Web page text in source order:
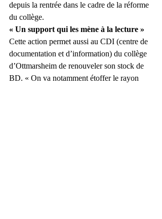
depuis la rentrée dans le cadre de la réforme
du collège.
« Un support qui les mène à la lecture »
Cette action permet aussi au CDI (centre de
documentation et d’information) du collège
d’Ottmarsheim de renouveler son stock de
BD. « On va notamment étoffer le rayon